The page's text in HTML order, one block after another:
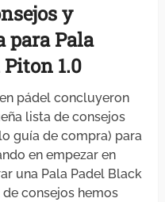
y
para Pala
1.0
pádel concluyeron
lista de consejos
guía de compra) para
en empezar en
una Pala Padel Black
de consejos hemos